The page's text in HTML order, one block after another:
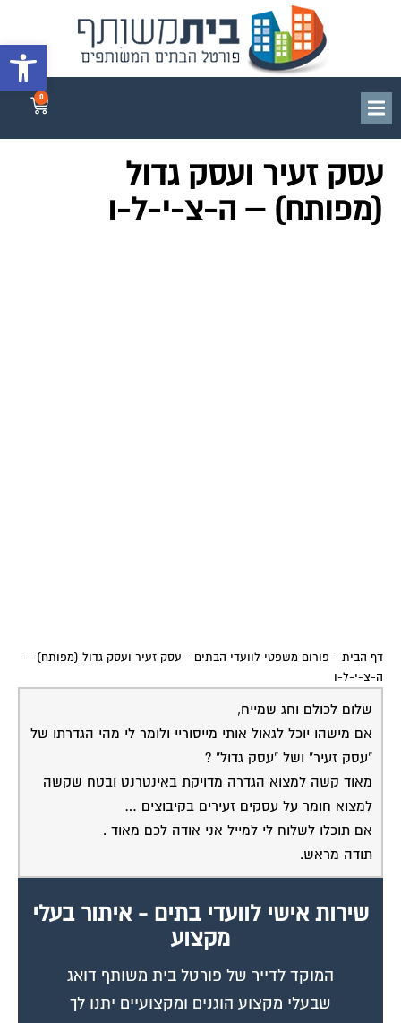
פתח
עסק זעיר ועסק גדול
(מפותח) – ה-צ-י-ל-ו
ה-צ-י-ל-ו
שלום לכולם וחג שמייח,
אם מישהו יוכל לגאול אותי מייסוריי ולומר לי מהי הגדרתו של
"עסק זעיר" ושל "עסק גדול" ?
מאוד קשה למצוא הגדרה מדויקת באינטרנט ובטח שקשה
למצוא חומר על עסקים זעירים בקיבוצים …
אם תוכלו לשלוח לי למייל אני אודה לכם מאוד .
תודה מראש.
מקצוע
שבעלי מקצוע הוגנים ומקצועיים יתנו לך
שירות.